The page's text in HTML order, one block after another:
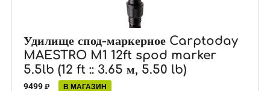
Удилище спод-маркерное Carptoday
MAESTRO M1 12ft spod marker
5.5lb (12 ft :: 3.65 м, 5.50 lb)
9499 ₽ В МАГАЗИН